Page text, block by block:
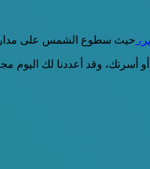
حيث سطوع الشمس على مدار